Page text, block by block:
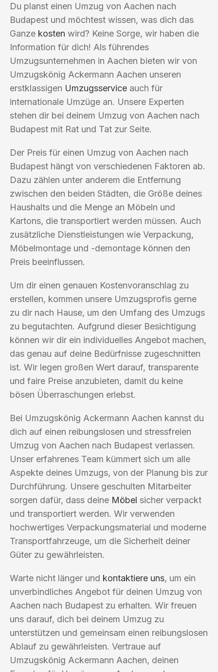
Du planst einen Umzug von Aachen nach
Budapest und möchtest wissen, was dich das
Ganze kosten wird? Keine Sorge, wir haben die
Information für dich! Als führendes
Umzugsunternehmen in Aachen bieten wir von
Umzugskönig Ackermann Aachen unseren
erstklassigen Umzugsservice auch für
internationale Umzüge an. Unsere Experten
stehen dir bei deinem Umzug von Aachen nach
Budapest mit Rat und Tat zur Seite.
Der Preis für einen Umzug von Aachen nach
Budapest hängt von verschiedenen Faktoren ab.
Dazu zählen unter anderem die Entfernung
zwischen den beiden Städten, die Größe deines
Haushalts und die Menge an Möbeln und
Kartons, die transportiert werden müssen. Auch
zusätzliche Dienstleistungen wie Verpackung,
Möbelmontage und -demontage können den
Preis beeinflussen.
Um dir einen genauen Kostenvoranschlag zu
erstellen, kommen unsere Umzugsprofis gerne
zu dir nach Hause, um den Umfang des Umzugs
zu begutachten. Aufgrund dieser Besichtigung
können wir dir ein individuelles Angebot machen,
das genau auf deine Bedürfnisse zugeschnitten
ist. Wir legen großen Wert darauf, transparente
und faire Preise anzubieten, damit du keine
bösen Überraschungen erlebst.
Bei Umzugskönig Ackermann Aachen kannst du
dich auf einen reibungslosen und stressfreien
Umzug von Aachen nach Budapest verlassen.
Unser erfahrenes Team kümmert sich um alle
Aspekte deines Umzugs, von der Planung bis zur
Durchführung. Unsere geschulten Mitarbeiter
sorgen dafür, dass deine Möbel sicher verpackt
und transportiert werden. Wir verwenden
hochwertiges Verpackungsmaterial und moderne
Transportfahrzeuge, um die Sicherheit deiner
Güter zu gewährleisten.
Warte nicht länger und kontaktiere uns, um ein
unverbindliches Angebot für deinen Umzug von
Aachen nach Budapest zu erhalten. Wir freuen
uns darauf, dich bei deinem Umzug zu
unterstützen und gemeinsam einen reibungslosen
Ablauf zu gewährleisten. Vertraue auf
Umzugskönig Ackermann Aachen, deinen